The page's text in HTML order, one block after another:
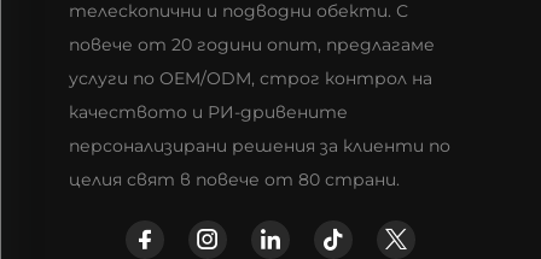
телескопични и подводни обекти. С
повече от 20 години опит, предлагаме
услуги по OEM/ODM, строг контрол на
качеството и РИ-дривените
персонализирани решения за клиенти по
целия свят в повече от 80 страни.